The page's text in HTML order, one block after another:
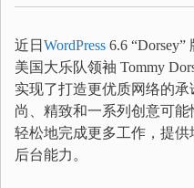
近日 WordPress 6.6
美国大乐队领袖 Tommy
实现了打造更优质网络的
尚、精致和一系列创意可能
轻松地完成更多工作，提
后台能力。